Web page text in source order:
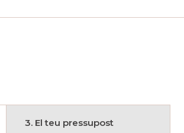
3. El teu pressupost